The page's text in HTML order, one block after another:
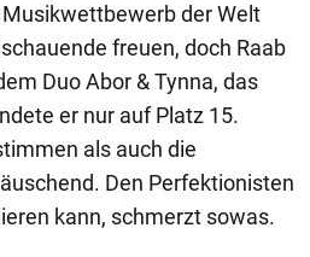
der Welt
freuen, doch Raab
Duo Abor & Tynna, das
er nur auf Platz 15.
als auch die
Den Perfektionisten
kann, schmerzt sowas.